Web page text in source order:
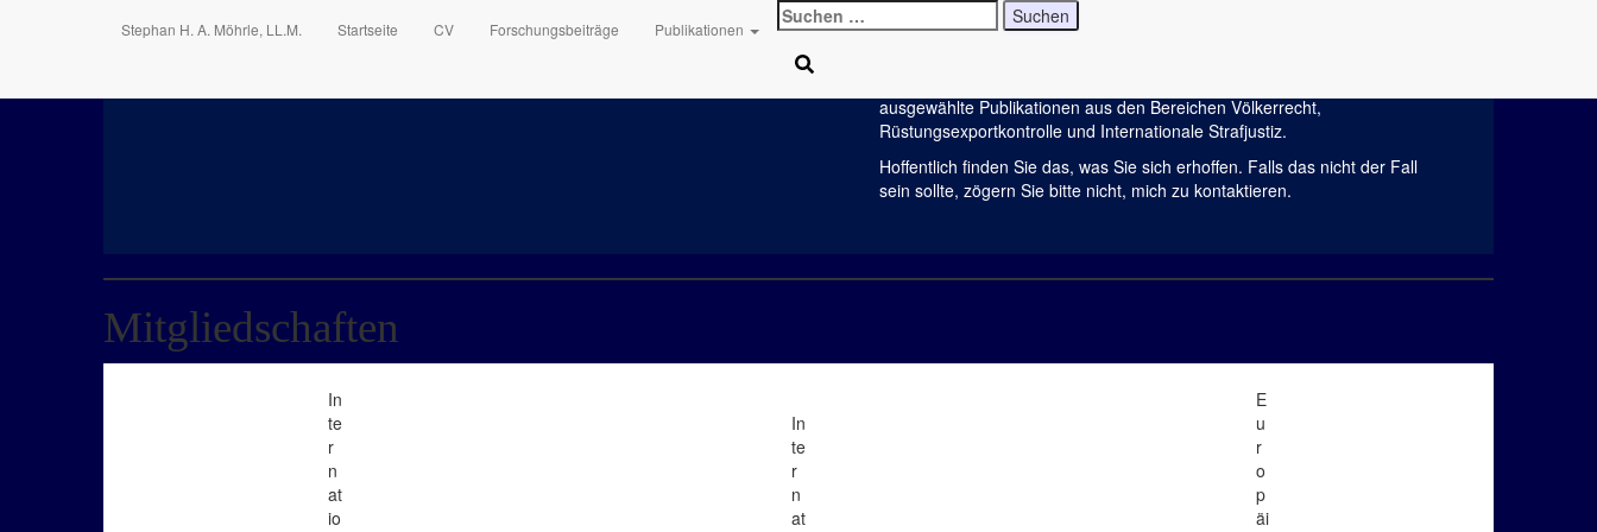
Stephan H. A. Möhrle, LL.M. Startseite CV Forschungsbeiträge Publikationen
Suchen
nach:
Herzlich willkommen!
ausgewählte Publikationen aus den Bereichen Völkerrecht,
Rüstungsexportkontrolle und Internationale Strafjustiz.
Hoffentlich finden Sie das, was Sie sich erhoffen. Falls das nicht der Fall
sein sollte, zögern Sie bitte nicht, mich zu kontaktieren.
Mitgliedschaften
In
te
r
n
at
io
In
te
r
n
at
E
u
r
o
p
äi